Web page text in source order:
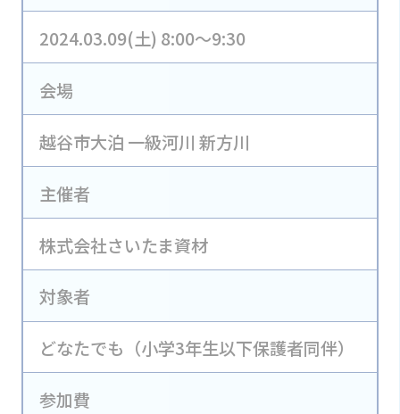
2024.03.09(土) 8:00～9:30
会場
越谷市大泊 一級河川 新方川
主催者
株式会社さいたま資材
対象者
どなたでも（小学3年生以下保護者同伴）
参加費